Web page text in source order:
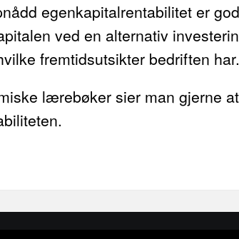
egenkapitalrentabilitet er
ved en alternativ
fremtidsutsikter bedriften har.
lærebøker sier man gjerne